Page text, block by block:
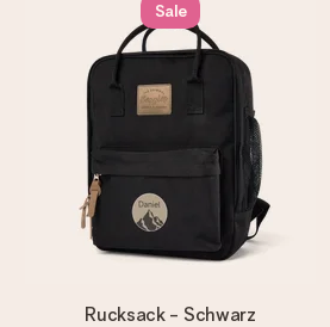
Sale
Rucksack - Schwarz